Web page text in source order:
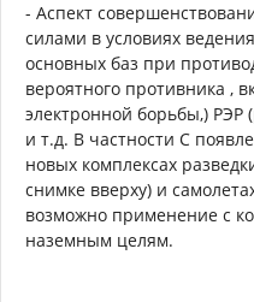
- Аспект
силами в условиях
основных баз при
вероятного противника ,
электронной борьбы,) РЭР
и т.д. В частности С
новых комплексах
снимке вверху) и
возможно применение с
наземным целям.